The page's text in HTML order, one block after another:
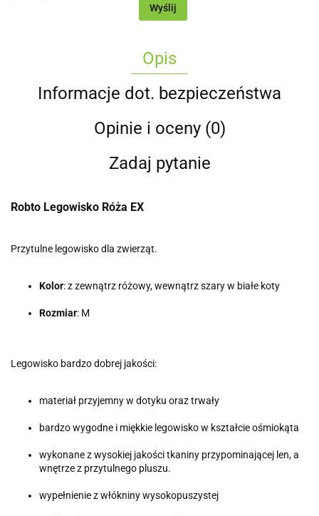
Wyślij
Opis
Informacje dot. bezpieczeństwa
Opinie i oceny (0)
Zadaj pytanie
Robto Legowisko Róża EX
Przytulne legowisko dla zwierząt.
Kolor: z zewnątrz różowy, wewnątrz szary w białe koty
Rozmiar: M
Legowisko bardzo dobrej jakości:
materiał przyjemny w dotyku oraz trwały
bardzo wygodne i miękkie legowisko w kształcie ośmiokąta
wykonane z wysokiej jakości tkaniny przypominającej len, a
wnętrze z przytulnego pluszu.
wypełnienie z włókniny wysokopuszystej